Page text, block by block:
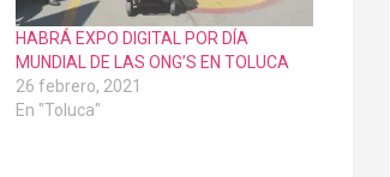
HABRÁ EXPO DIGITAL POR DÍA
MUNDIAL DE LAS ONG’S EN TOLUCA
26 febrero, 2021
En "Toluca"